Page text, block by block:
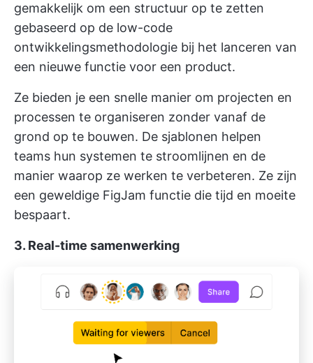
gemakkelijk om een structuur op te zetten
gebaseerd op de low-code
ontwikkelingsmethodologie bij het lanceren van
een nieuwe functie voor een product.
Ze bieden je een snelle manier om projecten en
processen te organiseren zonder vanaf de
grond op te bouwen. De sjablonen helpen
teams hun systemen te stroomlijnen en de
manier waarop ze werken te verbeteren. Ze zijn
een geweldige FigJam functie die tijd en moeite
bespaart.
3. Real-time samenwerking